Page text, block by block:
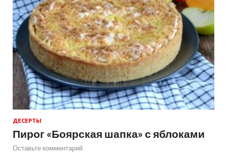
ДЕСЕРТЫ
Пирог «Боярская шапка» с яблоками
Оставьте комментарий